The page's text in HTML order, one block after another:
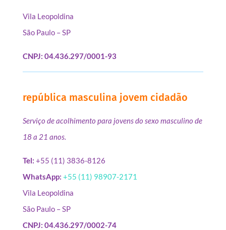
Vila Leopoldina
São Paulo – SP
CNPJ: 04.436.297/0001-93
república masculina jovem cidadão
Serviço de acolhimento para jovens do sexo masculino de
18 a 21 anos.
Tel: +55 (11) 3836-8126
WhatsApp: +55 (11) 98907-2171
Vila Leopoldina
São Paulo – SP
CNPJ: 04.436.297/0002-74